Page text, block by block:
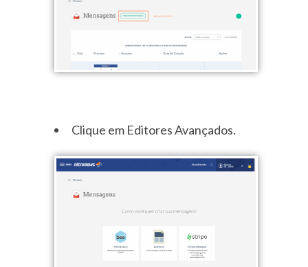
Clique em Editores Avançados.